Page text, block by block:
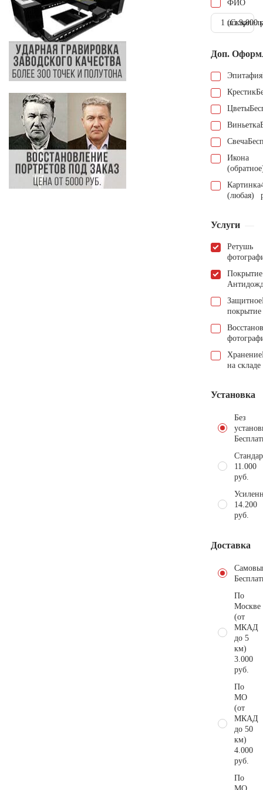
ФИО
1 шт.9.000
Доп.
Эпитафия
Крестик
Цветы
Виньетка
Свеча
Икона
Картинка
(любая)
Услуги
Ретушь
Покрытие
Защитное
покрытие
Хранение
на складе
Установка
Без
11.000
руб.
14.200
руб.
Доставка
По
Москве
(от
МКАД
до 5
км)
3.000
руб.
По
МО
(от
МКАД
до 50
км)
4.000
руб.
По